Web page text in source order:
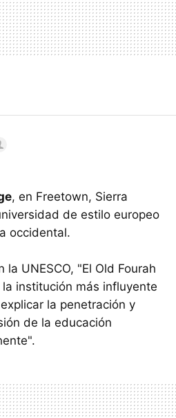
, en Freetown, Sierra
de estilo europeo
occidental.
la UNESCO, "El Old Fourah
institución más influyente
la penetración y
de la educación